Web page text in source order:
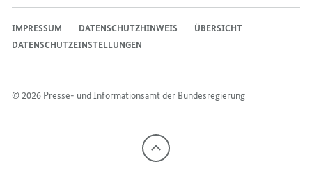
© 2026 Presse- und Informationsamt der Bundesregierung
IMPRESSUM DATENSCHUTZHINWEIS
ÜBERSICHT
DATENSCHUTZEINSTELLUNGEN
Nach
oben